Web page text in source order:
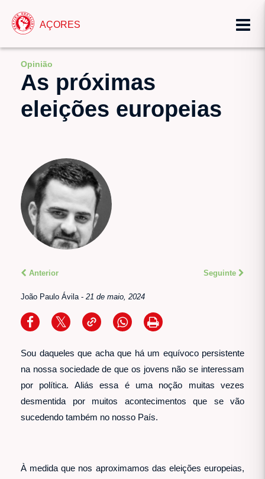
AÇORES
Opinião
As próximas
eleições europeias
Anterior Seguinte
João Paulo Ávila- 21 de maio, 2024
Sou daqueles que acha que há um equívoco persistente
na nossa sociedade de que os jovens não se interessam
por política. Aliás essa é uma noção muitas vezes
desmentida por muitos acontecimentos que se vão
sucedendo também no nosso País.
À medida que nos aproximamos das eleições europeias,